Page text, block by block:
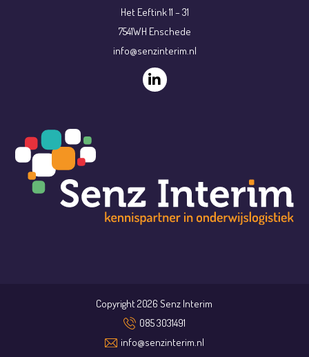
Het Eeftink 11 – 31
7541WH Enschede
info@senzinterim.nl
Copyright 2026 Senz Interim
085 3031491
info@senzinterim.nl